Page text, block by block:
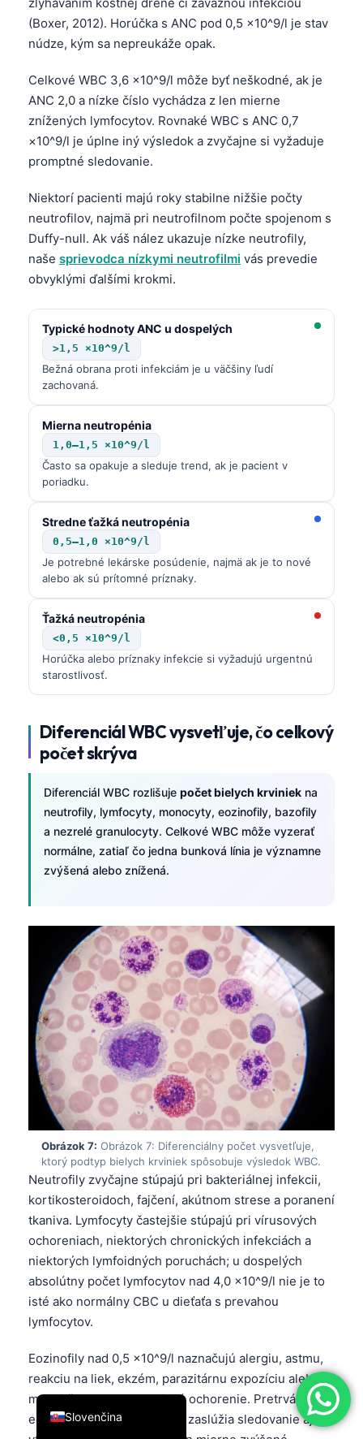
(Boxer, 2012). Horúčka s ANC pod 0,5 ×10^9/l je stav
núdze, kým sa nepreukáže opak.
Celkové WBC 3,6 ×10^9/l môže byť neškodné, ak je
ANC 2,0 a nízke číslo vychádza z len mierne
znížených lymfocytov. Rovnaké WBC s ANC 0,7
×10^9/l je úplne iný výsledok a zvyčajne si vyžaduje
promptné sledovanie.
Niektorí pacienti majú roky stabilne nižšie počty
neutrofilov, najmä pri neutrofilnom počte spojenom s
Duffy-null. Ak váš nález ukazuje nízke neutrofily,
naše sprievodca nízkymi neutrofilmi vás prevedie
obvyklými ďalšími krokmi.
Typické hodnoty ANC u dospelých
>1,5 ×10^9/l
Bežná obrana proti infekciám je u väčšiny ľudí
zachovaná.
Mierna neutropénia
1,0–1,5 ×10^9/l
Často sa opakuje a sleduje trend, ak je pacient v
poriadku.
Stredne ťažká neutropénia
0,5–1,0 ×10^9/l
Je potrebné lekárske posúdenie, najmä ak je to nové
alebo ak sú prítomné príznaky.
Ťažká neutropénia
<0,5 ×10^9/l
Horúčka alebo príznaky infekcie si vyžadujú urgentnú
starostlivosť.
Diferenciál WBC vysvetľuje, čo celkový
počet skrýva
Diferenciál WBC rozlišuje počet bielych krviniek na
neutrofily, lymfocyty, monocyty, eozinofily, bazofily
a nezrelé granulocyty. Celkové WBC môže vyzerať
normálne, zatiaľ čo jedna bunková línia je významne
zvýšená alebo znížená.
Obrázok 7: Obrázok 7: Diferenciálny počet vysvetľuje,
ktorý podtyp bielych krviniek spôsobuje výsledok WBC.
Neutrofily zvyčajne stúpajú pri bakteriálnej infekcii,
kortikosteroidoch, fajčení, akútnom strese a poranení
tkaniva. Lymfocyty častejšie stúpajú pri vírusových
ochoreniach, niektorých chronických infekciách a
niektorých lymfoidných poruchách; u dospelých
absolútny počet lymfocytov nad 4,0 ×10^9/l nie je to
isté ako normálny CBC u dieťaťa s prevahou
lymfocytov.
Eozinofily nad 0,5 ×10^9/l naznačujú alergiu, astmu,
reakciu na liek, ekzém, parazitárnu expozíciu alebo
menej často hematologické ochorenie. Pretrvávajúce
eozinofily nad 1,5 ×10^9/l si zaslúžia sledovanie aj
Slovenčina
Deutsch
Français
עִבְרִית
Italiano
Español
Português
Ελληνικά
Türkçe
Română
简体中文
فارسی
Български
Dansk
Nederlands
हिन्दी
Bahasa Indonesia
Српски језик
Svenska
Bosanski
Eesti
Čeština
ქართული
Русский
Lietuvių kalba
Polski
한국어
Slovenščina
Magyar
Shqip
বাংলা
اردو
తెలుగు
தமிழ்
മലയാളം
Bahasa Melayu
Tiếng Việt
ไทย
ဗမာစာ
ភាសាខ្មែរ
Kiswahili
አማርኛ
Українська